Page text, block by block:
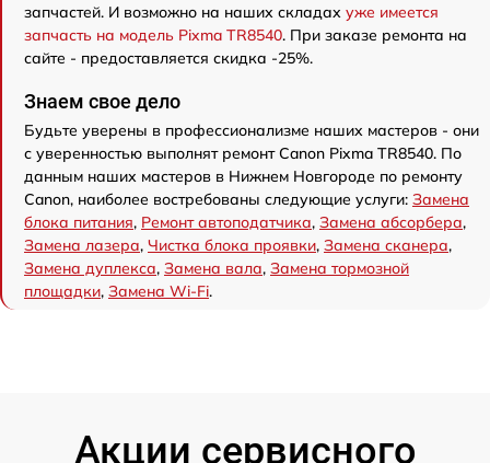
запчастей. И возможно на наших складах уже имеется
запчасть на модель Pixma TR8540. При заказе ремонта на
сайте - предоставляется скидка -25%.
Знаем свое дело
Будьте уверены в профессионализме наших мастеров - они
с уверенностью выполнят ремонт Canon Pixma TR8540. По
данным наших мастеров в Нижнем Новгороде по ремонту
Canon, наиболее востребованы следующие услуги: Замена
блока питания, Ремонт автоподатчика, Замена абсорбера,
Замена лазера, Чистка блока проявки, Замена сканера,
Замена дуплекса, Замена вала, Замена тормозной
площадки, Замена Wi-Fi.
Акции сервисного